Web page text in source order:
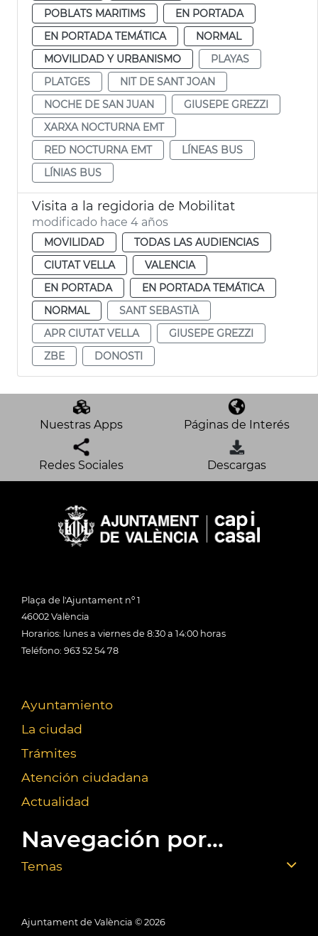
POBLATS MARITIMS
EN PORTADA
EN PORTADA TEMÁTICA
NORMAL
MOVILIDAD Y URBANISMO
PLAYAS
PLATGES
NIT DE SANT JOAN
NOCHE DE SAN JUAN
GIUSEPE GREZZI
XARXA NOCTURNA EMT
RED NOCTURNA EMT
LÍNEAS BUS
LÍNIAS BUS
Visita a la regidoria de Mobilitat
modificado hace 4 años
MOVILIDAD
TODAS LAS AUDIENCIAS
CIUTAT VELLA
VALENCIA
EN PORTADA
EN PORTADA TEMÁTICA
NORMAL
SANT SEBASTIÀ
APR CIUTAT VELLA
GIUSEPE GREZZI
ZBE
DONOSTI
Nuestras Apps Páginas de Interés
Redes Sociales Descargas
Plaça de l'Ajuntament nº 1
46002 València
Horarios: lunes a viernes de 8:30 a 14:00 horas
Teléfono: 963 52 54 78
Ayuntamiento
La ciudad
Trámites
Atención ciudadana
Actualidad
Navegación por...
Temas
Ajuntament de València © 2026